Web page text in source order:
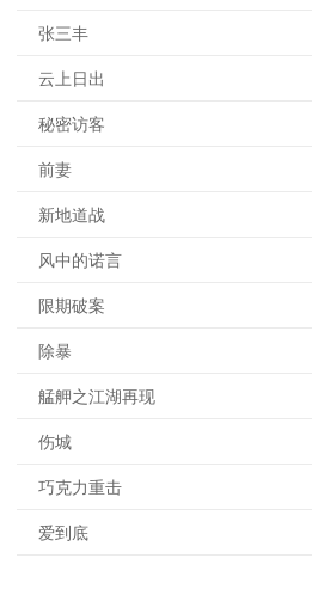
张三丰
云上日出
秘密访客
前妻
新地道战
风中的诺言
限期破案
除暴
艋舺之江湖再现
伤城
巧克力重击
爱到底